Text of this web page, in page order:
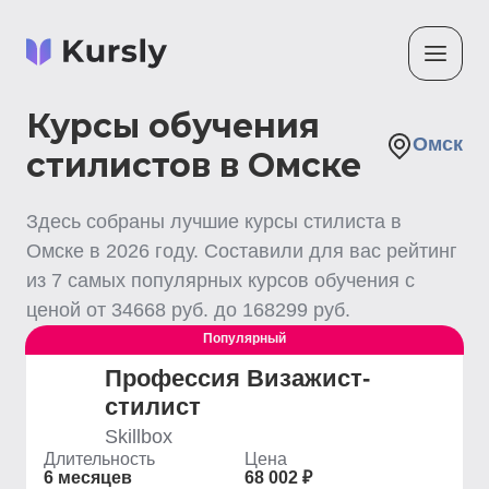
Курсы обучения
стилистов в Омске
Омск
Здесь собраны лучшие курсы стилиста в
Омске в 2026 году. Составили для вас рейтинг
из 7 самых популярных курсов обучения с
ценой от 34668 руб. до 168299 руб.
Популярный
Профессия Визажист-
стилист
Skillbox
Длительность
6 месяцев
Цена
68 002 ₽